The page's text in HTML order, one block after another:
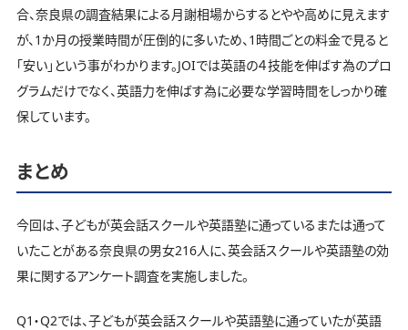
合、奈良県の調査結果による月謝相場からするとやや高めに見えます
が、1か月の授業時間が圧倒的に多いため、1時間ごとの料金で見ると
「安い」という事がわかります。JOIでは英語の４技能を伸ばす為のプロ
グラムだけでなく、英語力を伸ばす為に必要な学習時間をしっかり確
保しています。
まとめ
今回は、子どもが英会話スクールや英語塾に通っているまたは通って
いたことがある奈良県の男女216人に、英会話スクールや英語塾の効
果に関するアンケート調査を実施しました。
Q1・Q2では、子どもが英会話スクールや英語塾に通っていたが英語